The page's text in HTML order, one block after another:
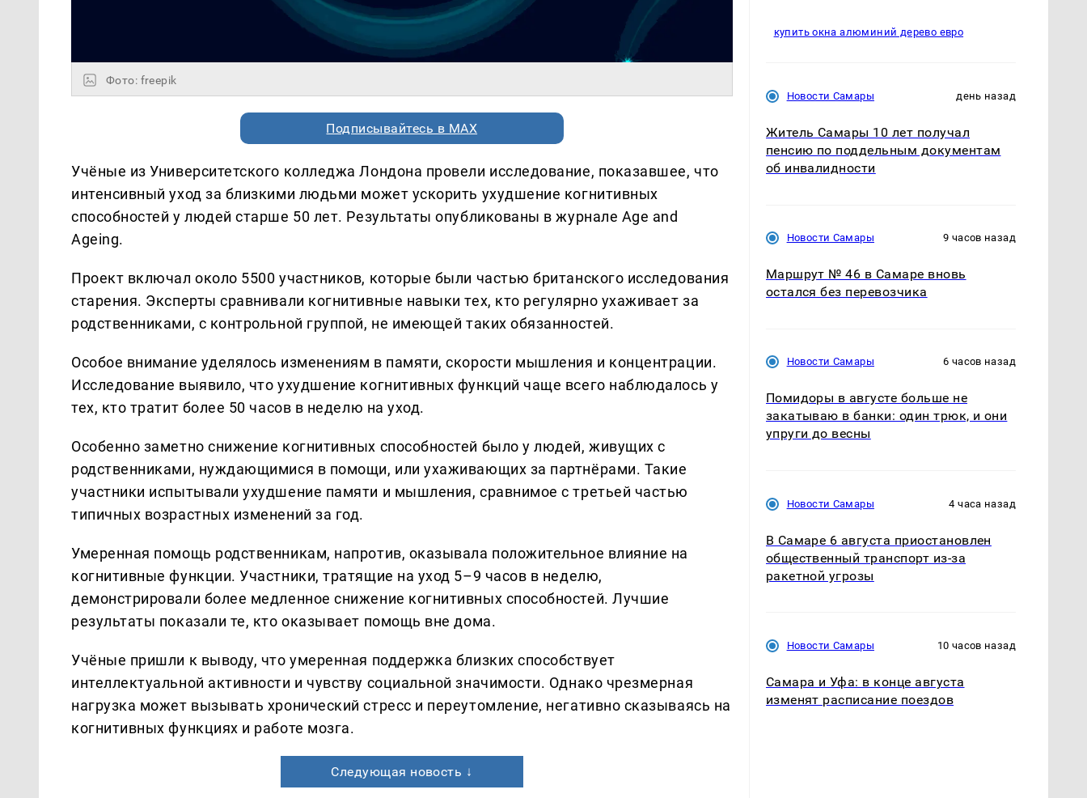
Фото: freepik
Подписывайтесь в MAX
Учёные из Университетского колледжа Лондона провели исследование, показавшее, что
интенсивный уход за близкими людьми может ускорить ухудшение когнитивных
способностей у людей старше 50 лет. Результаты опубликованы в журнале Age and
Ageing.
Проект включал около 5500 участников, которые были частью британского исследования
старения. Эксперты сравнивали когнитивные навыки тех, кто регулярно ухаживает за
родственниками, с контрольной группой, не имеющей таких обязанностей.
Особое внимание уделялось изменениям в памяти, скорости мышления и концентрации.
Исследование выявило, что ухудшение когнитивных функций чаще всего наблюдалось у
тех, кто тратит более 50 часов в неделю на уход.
Особенно заметно снижение когнитивных способностей было у людей, живущих с
родственниками, нуждающимися в помощи, или ухаживающих за партнёрами. Такие
участники испытывали ухудшение памяти и мышления, сравнимое с третьей частью
типичных возрастных изменений за год.
Умеренная помощь родственникам, напротив, оказывала положительное влияние на
когнитивные функции. Участники, тратящие на уход 5–9 часов в неделю,
демонстрировали более медленное снижение когнитивных способностей. Лучшие
результаты показали те, кто оказывает помощь вне дома.
Учёные пришли к выводу, что умеренная поддержка близких способствует
интеллектуальной активности и чувству социальной значимости. Однако чрезмерная
нагрузка может вызывать хронический стресс и переутомление, негативно сказываясь на
когнитивных функциях и работе мозга.
Следующая новость ↓
купить окна алюминий дерево евро
Новости Самары день назад
Житель Самары 10 лет получал
пенсию по поддельным документам
об инвалидности
Новости Самары 9 часов назад
Маршрут № 46 в Самаре вновь
остался без перевозчика
Новости Самары 6 часов назад
Помидоры в августе больше не
закатываю в банки: один трюк, и они
упруги до весны
Новости Самары 4 часа назад
В Самаре 6 августа приостановлен
общественный транспорт из-за
ракетной угрозы
Новости Самары 10 часов назад
Самара и Уфа: в конце августа
изменят расписание поездов